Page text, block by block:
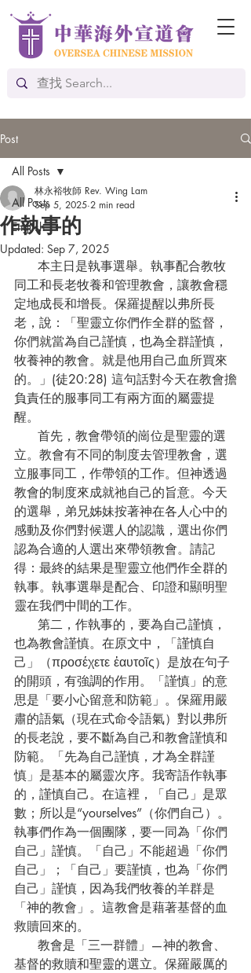
Post
All Posts
English
All Posts
作執事的
林永裕牧師 Rev. Wing Lam
Sep 5, 2025 2 min read
Updated: Sep 7, 2025
同工和長老牧養和管理教會，讓教會穩
定地成長和增長。保羅提醒以弗所長
老，說：「聖靈立你們作全群的監督，
你們就當為自己謹慎，也為全群謹慎，
牧養神的教會。就是他用自己血所買來
的。」(徒20:28) 這句話對今天在教會擔
負責任的服事同工有兩方面的屬靈提
醒。
立。教會有不同的制度去管理教會，選
立服事同工，作帶領的工作。但神透過
教會的制度來成就祂自己的旨意。今天
的選舉，弟兄姊妹按著神在各人心中的
感動及你們對候選人的認識，選出你們
認為合適的人選出來帶領教會。請記
得：最終的結果是聖靈立他們作全群的
執事。執事選舉是配合、印證和顯明聖
靈在我們中間的工作。
也為教會謹慎。在原文中，「謹慎自
己」（προσέχετε ἑαυτοῖς）是放在句子
的開頭，有強調的作用。「謹慎」的意
思是「要小心留意和防範」。保羅用嚴
肅的語氣（現在式命令語氣）對以弗所
的長老說，要不斷為自己和教會謹慎和
防範。「先為自己謹慎，才為全群謹
慎」是基本的屬靈次序。我寄語作執事
的，謹慎自己。在這裡，「自己」是眾
數；所以是“yourselves”（你們自己）。
執事們作為一個團隊，要一同為「你們
自己」謹慎。「自己」不能超過「你們
自己」；「自己」要謹慎，也為「你們
自己」謹慎，因為我們牧養的羊群是
「神的教會」。這教會是藉著基督的血
救贖回來的。
基督的救贖和聖靈的選立。保羅嚴厲的